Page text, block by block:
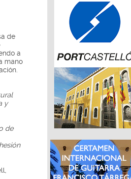
de
a
mano
y
de